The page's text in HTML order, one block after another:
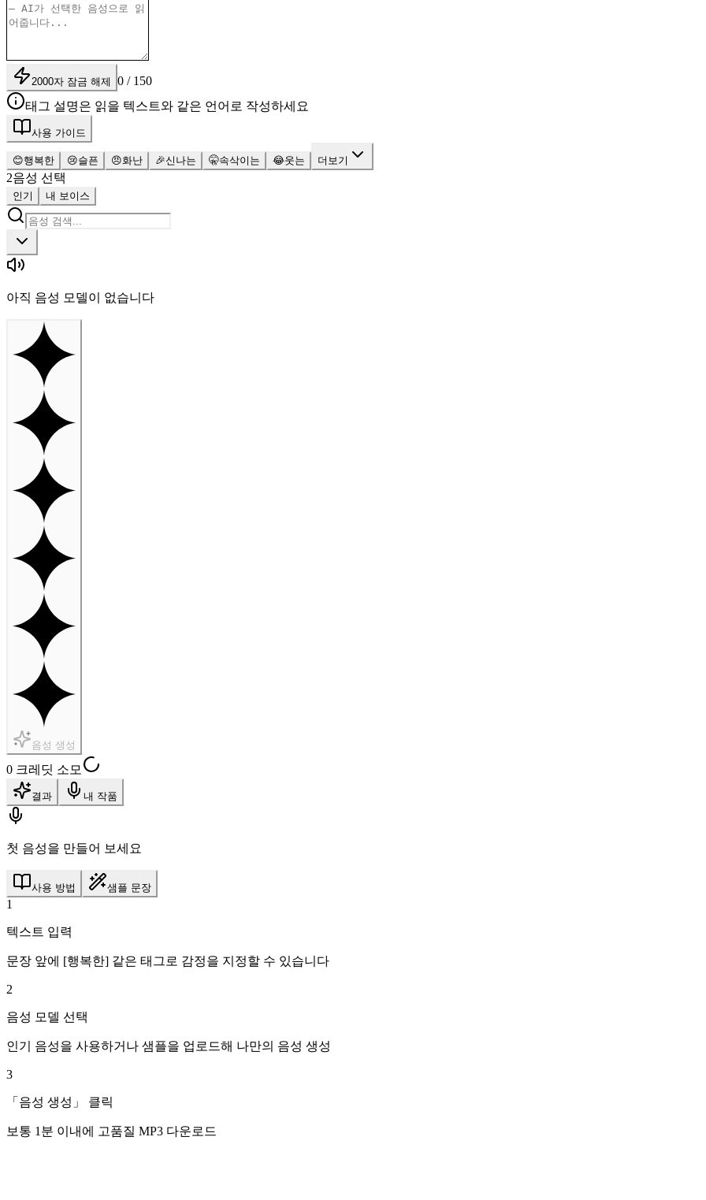
2000자 잠금 해제
0 / 150
태그 설명은 읽을 텍스트와 같은 언어로 작성하세요
사용 가이드
😊행복한 😢슬픈 😠화난 🎉신나는 🤫속삭이는 😂웃는 더보기
2음성 선택
인기 내 보이스
아직 음성 모델이 없습니다
음성 생성
0 크레딧 소모
결과 내 작품
첫 음성을 만들어 보세요
사용 방법 샘플 문장
1
텍스트 입력
문장 앞에 [행복한] 같은 태그로 감정을 지정할 수 있습니다
2
음성 모델 선택
인기 음성을 사용하거나 샘플을 업로드해 나만의 음성 생성
3
「음성 생성」 클릭
보통 1분 이내에 고품질 MP3 다운로드